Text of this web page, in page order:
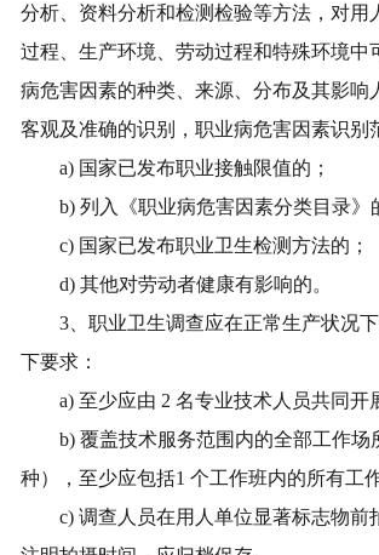
分析、资料分析和检测检验等方法，对用
过程、生产环境、劳动过程和特殊环境中
病危害因素的种类、来源、分布及其影响
客观及准确的识别，职业病危害因素识别
a) 国家已发布职业接触限值的；
b) 列入《职业病危害因素分类目录》
c) 国家已发布职业卫生检测方法的；
d) 其他对劳动者健康有影响的。
3、职业卫生调查应在正常生产状况
下要求：
a) 至少应由 2 名专业技术人员共同开
b) 覆盖技术服务范围内的全部工作场
种），至少应包括1 个工作班内的所有工
c) 调查人员在用人单位显著标志物前